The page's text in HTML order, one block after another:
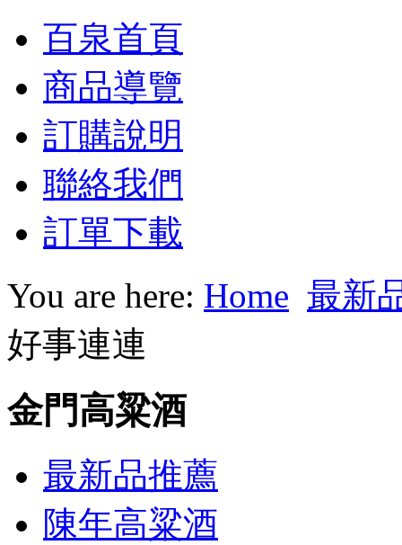
百泉首頁
商品導覽
訂購說明
聯絡我們
訂單下載
You are here: Home 最新
好事連連
金門高粱酒
最新品推薦
陳年高粱酒